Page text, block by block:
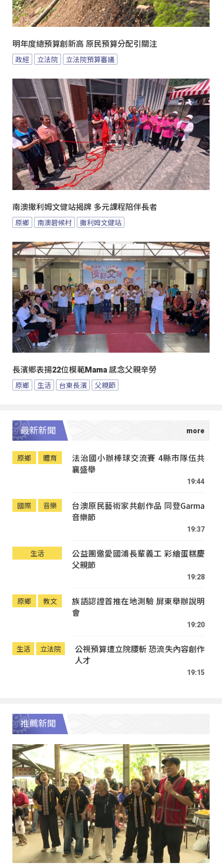
明年度總預算創新高 原民預算分配引關注
政經 立法院 立法院預算審議
南澳撒利姆文健站揭牌 多元課程陪伴長者
原鄉 南澳碧候村 撒利姆文健站
長濱鄉表揚22位模範Mama 感念父親辛勞
原鄉 生活 台東長濱 父親節
最新新聞
原鄉 體育
法治國小辦棒球交流賽 4縣市隊伍共
襄盛舉
19:44
國際 音樂
台澳原民藝術家共創作品 同登Garma
音樂節
19:37
生活
公益團邀愛國浦長輩義工 彩繪蛋糕慶
父親節
19:28
原鄉 教文
族語認證首推在地測驗 屏東舉辦說明
會
19:20
生活 立法院
公視預算遭立院腰斬 恐流失內容創作
人才
19:15
推薦新聞